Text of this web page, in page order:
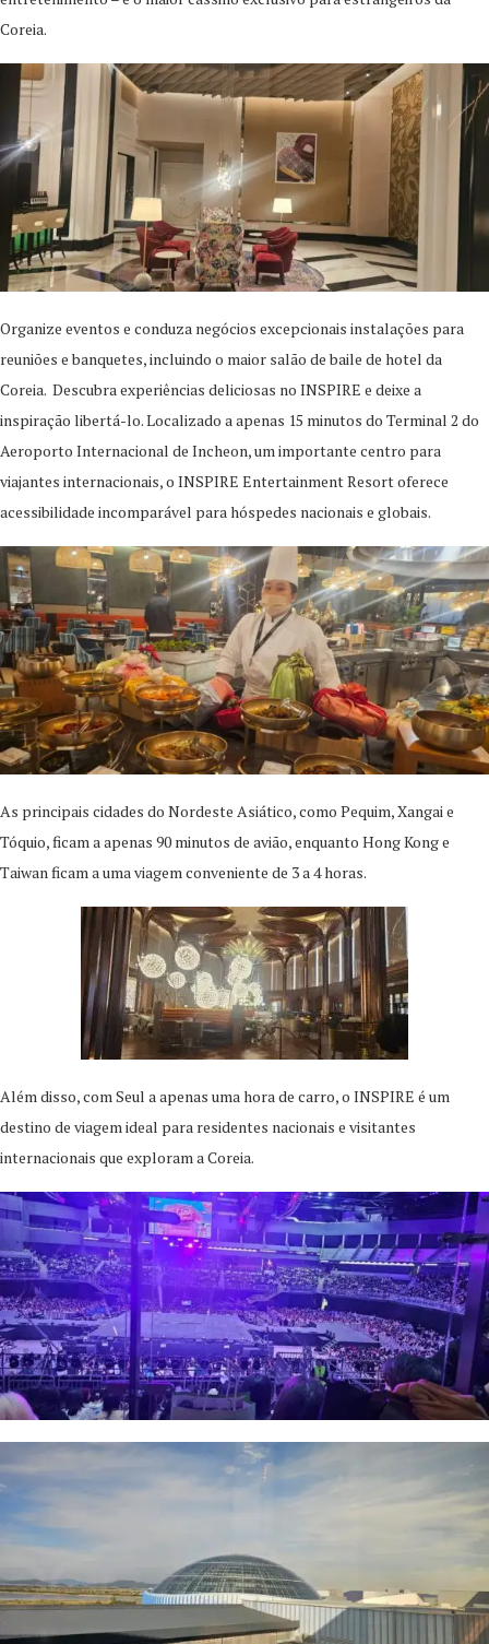
Coreia.
Organize eventos e conduza negócios excepcionais instalações para
reuniões e banquetes, incluindo o maior salão de baile de hotel da
Coreia. ​ Descubra experiências deliciosas no INSPIRE e deixe a
inspiração libertá-lo.​ Localizado a apenas 15 minutos do Terminal 2 do
Aeroporto Internacional de Incheon, um importante centro para
viajantes internacionais, o INSPIRE Entertainment Resort oferece
acessibilidade incomparável para hóspedes nacionais e globais.
As principais cidades do Nordeste Asiático, como Pequim, Xangai e
Tóquio, ficam a apenas 90 minutos de avião, enquanto Hong Kong e
Taiwan ficam a uma viagem conveniente de 3 a 4 horas.
Além disso, com Seul a apenas uma hora de carro, o INSPIRE é um
destino de viagem ideal para residentes nacionais e visitantes
internacionais que exploram a Coreia.​